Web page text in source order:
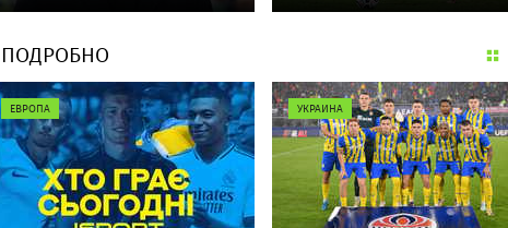
ПОДРОБНО
ЕВРОПА УКРАИНА